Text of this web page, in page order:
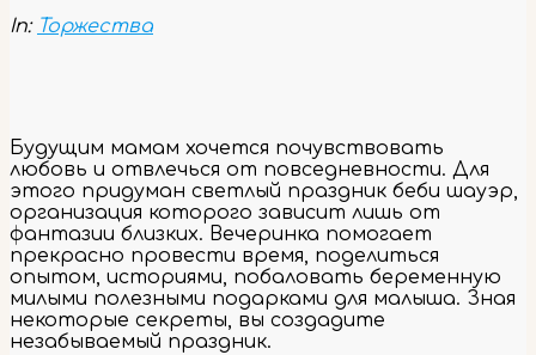
In: Торжества
Будущим мамам хочется почувствовать
любовь и отвлечься от повседневности. Для
этого придуман светлый праздник беби шауэр,
организация которого зависит лишь от
фантазии близких. Вечеринка помогает
прекрасно провести время, поделиться
опытом, историями, побаловать беременную
милыми полезными подарками для малыша. Зная
некоторые секреты, вы создадите
незабываемый праздник.